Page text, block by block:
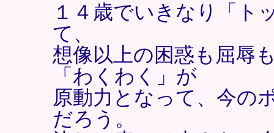
１４歳でいきなり「ト
て、
想像以上の困惑も屈辱
「わくわく」が
原動力となって、今の
だろう。